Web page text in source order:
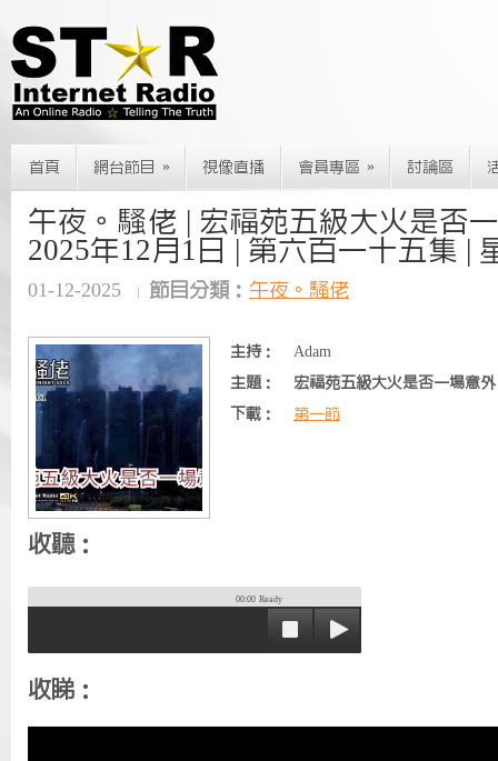
首頁 網台節目 » 視像直播 會員專區 » 討論區
午夜。騷佬 | 宏福苑五級大火是否
2025年12月1日 | 第六百一十五集 |
01-12-2025 節目分類： 午夜。騷佬
主持：
Adam
主題：
宏福苑五級大火是否一場意
下載：
第一節
收聽：
00:00 Ready
收睇：